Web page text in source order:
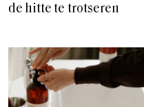
de hitte te trotseren